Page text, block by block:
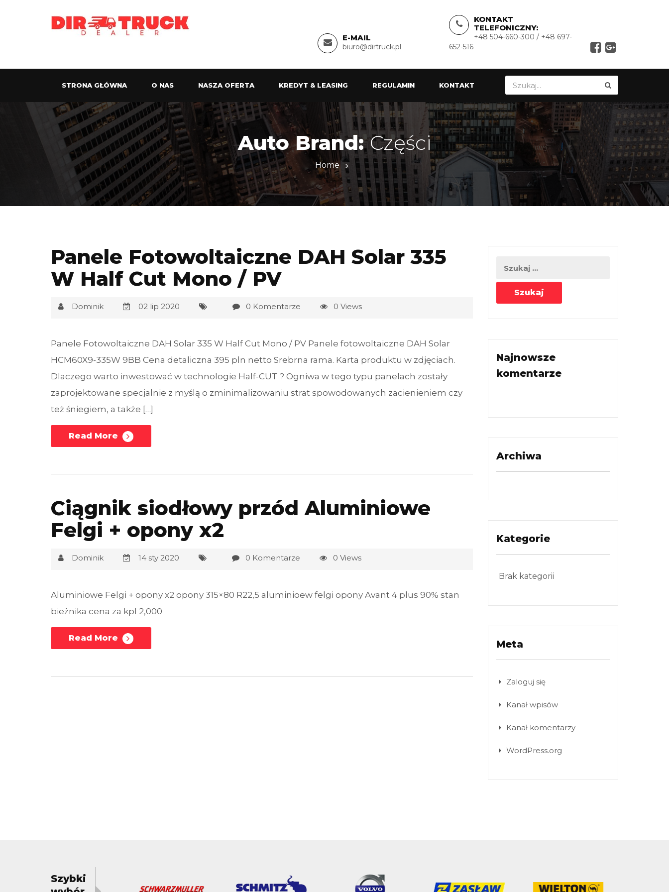
E-MAIL
biuro@dirtruck.pl
KONTAKT
TELEFONICZNY:
+48 504-660-300 / +48 697-
652-516
STRONA GŁÓWNA O NAS NASZA OFERTA KREDYT & LEASING REGULAMIN KONTAKT
Auto Brand:Części
Home
Panele Fotowoltaiczne DAH Solar 335
W Half Cut Mono / PV
Dominik 02 lip 2020 0 Komentarze 0 Views
Panele Fotowoltaiczne DAH Solar 335 W Half Cut Mono / PV Panele fotowoltaiczne DAH Solar
HCM60X9-335W 9BB Cena detaliczna 395 pln netto Srebrna rama. Karta produktu w zdjęciach.
Dlaczego warto inwestować w technologie Half-CUT ? Ogniwa w tego typu panelach zostały
zaprojektowane specjalnie z myślą o zminimalizowaniu strat spowodowanych zacienieniem czy
też śniegiem, a także […]
Read More
Ciągnik siodłowy przód Aluminiowe
Felgi + opony x2
Dominik 14 sty 2020 0 Komentarze 0 Views
Aluminiowe Felgi + opony x2 opony 315×80 R22,5 aluminioew felgi opony Avant 4 plus 90% stan
bieżnika cena za kpl 2,000
Read More
Najnowsze
komentarze
Archiwa
Kategorie
Brak kategorii
Meta
Zaloguj się
Kanał wpisów
Kanał komentarzy
WordPress.org
Szybki